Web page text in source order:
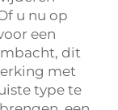
u nu op
een
dit
met
type te